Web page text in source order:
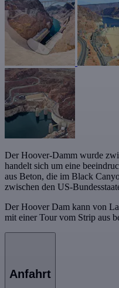
Der Hoover-Damm wurde
handelt sich um eine
aus Beton, die im Black
zwischen den US-
Der Hoover Dam kann von
mit einer Tour vom Strip aus
Anfahrt